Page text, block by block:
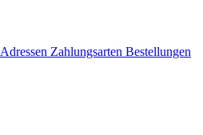
Adressen Zahlungsarten Bestellungen